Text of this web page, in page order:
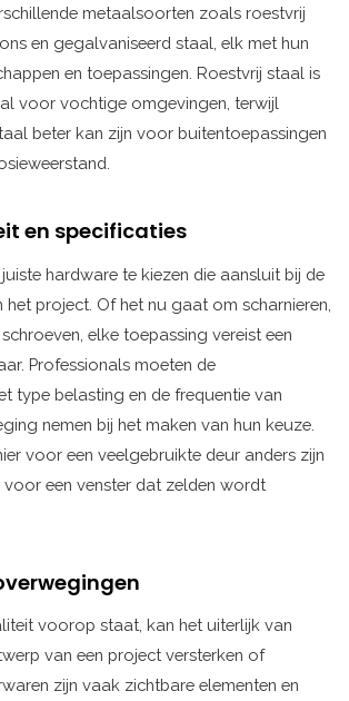
metaalsoorten zoals roestvrij
en gegalvaniseerd staal, elk met hun
en toepassingen. Roestvrij staal is
voor vochtige omgevingen, terwijl
beter kan zijn voor buitentoepassingen
en specificaties
hardware te kiezen die aansluit bij de
project. Of het nu gaat om scharnieren,
elke toepassing vereist een
Professionals moeten de
type belasting en de frequentie van
nemen bij het maken van hun keuze.
voor een veelgebruikte deur anders zijn
voor een venster dat zelden wordt
voorop staat, kan het uiterlijk van
van een project versterken of
zijn vaak zichtbare elementen en